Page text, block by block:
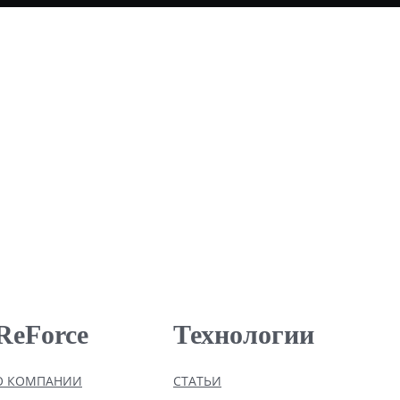
КОМПАНИИ
Технологии
СТАТЬИ